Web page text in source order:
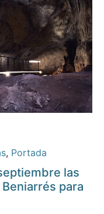
, Portada
las
para